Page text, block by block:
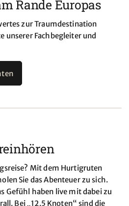
Rande Europas
zur Traumdestination
unserer Fachbegleiter und
Mit dem Hurtigruten
Sie das Abenteuer zu sich.
Gefühl haben live mit dabei zu
Bei „12.5 Knoten“ sind die